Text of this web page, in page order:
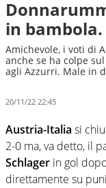
in
Amichevole, i voti di
anche se ha colpe
agli Azzurri. Male in
20/11/22 22:45
Austria-Italia si
2-0 ma, va detto, il
Schlager in gol
direttamente su